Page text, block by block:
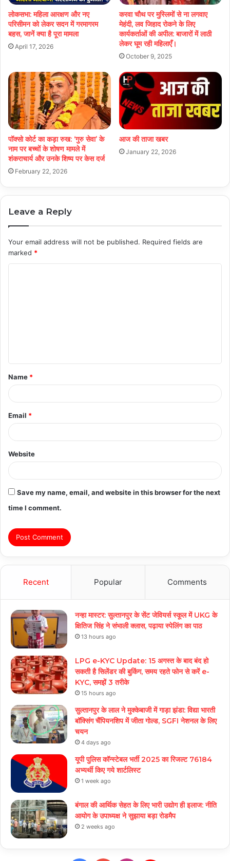
लोकसभा: महिला आरक्षण और नए
परिसीमन को लेकर सदन में गरमागरम
बहस, जानें क्या है पूरा मामला
April 17, 2026
करवा चौथ पर मुस्लिमों से ना लगवाए
मेहंदी, लव जिहाद रोकने के लिए
कार्यकर्ताओं की अपील: बाजारों में लाठी
लेकर घूम रही महिलाएँ।
October 9, 2025
पॉक्सो कोर्ट का कड़ा रुख: ‘गुरु सेवा’ के
नाम पर बच्चों के शोषण मामले में
शंकराचार्य और उनके शिष्य पर केस दर्ज
February 22, 2026
आज की ताजा खबर
January 22, 2026
Leave a Reply
Your email address will not be published. Required fields are
marked *
t
*
Name *
Email *
Website
Save my name, email, and website in this browser for the next
time I comment.
Recent Popular Comments
नन्हा मास्टर: सुल्तानपुर के सेंट जेवियर्स स्कूल में UKG के
क्षितिज सिंह ने संभाली क्लास, पढ़ाया स्पेलिंग का पाठ
13 hours ago
LPG e-KYC Update: 15 अगस्त के बाद बंद हो
सकती है सिलेंडर की बुकिंग, समय रहते फोन से करें e-
KYC, समझें 3 तरीके
15 hours ago
सुल्तानपुर के लाल ने मुक्केबाजी में गाड़ा झंडा: विद्या भारती
बॉक्सिंग चैंपियनशिप में जीता गोल्ड, SGFI नेशनल के लिए
चयन
4 days ago
यूपी पुलिस कॉन्स्टेबल भर्ती 2025 का रिजल्ट 76184
अभ्यर्थी किए गये शार्टलिस्ट
1 week ago
बंगाल की आर्थिक सेहत के लिए भारी उद्योग ही इलाज: नीत‌ि
आयोग के उपाध्यक्ष ने सुझाया बड़ा रोडमैप
2 weeks ago